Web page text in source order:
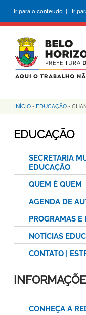
conteúdo
principal
Ir para o conteúdo | Ir
Trilha
de
INÍCIO - EDUCAÇÃO -
EDUCAÇÃO
SECRETARIA
EDUCAÇÃO
QUEM É QUEM
AGENDA DE
PROGRAMAS E
NOTÍCIAS
CONTATO |
CONHEÇA A